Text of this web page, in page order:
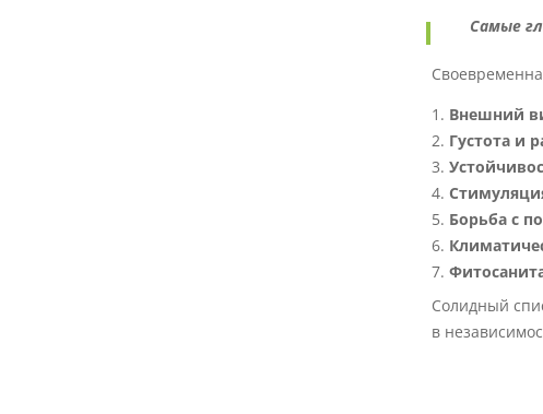
Самые
Внешний
Густота и
Борьба с
Солидный
в